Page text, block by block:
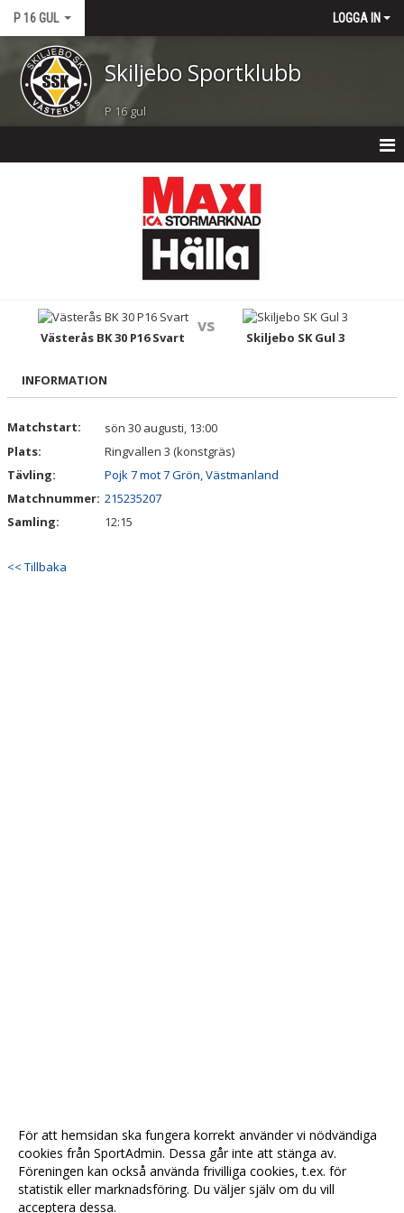
P 16 GUL LOGGA IN
Skiljebo Sportklubb
P 16 gul
TRUPPEN
BILDGALLERI
Västerås BK 30 P16 Svart
vs
Skiljebo SK Gul 3
INFORMATION
Matchstart:
sön 30 augusti, 13:00
Plats:
Ringvallen 3 (konstgräs)
Tävling:
Pojk 7 mot 7 Grön, Västmanland
Matchnummer: 215235207
Samling:
12:15
<< Tillbaka
För att hemsidan ska fungera korrekt använder vi nödvändiga
cookies från SportAdmin. Dessa går inte att stänga av.
Föreningen kan också använda frivilliga cookies, t.ex. för
statistik eller marknadsföring. Du väljer själv om du vill
acceptera dessa.